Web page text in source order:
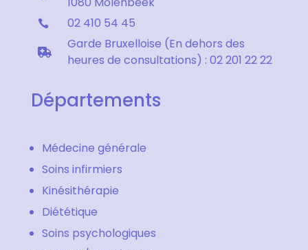
 02 410 54 45

Garde Bruxelloise (En dehors des
heures de consultations) : 02 201 22 22
Départements
Médecine générale
Soins infirmiers
Kinésithérapie
Diététique
Soins psychologiques